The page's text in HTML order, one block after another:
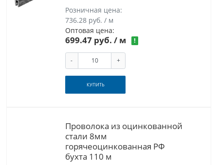
Розничная цена:
736.28 руб. / м
Оптовая цена:
699.47 руб. / м !
- +
КУПИТЬ
Проволока из оцинкованной
стали 8мм
горячеоцинкованная РФ
бухта 110 м